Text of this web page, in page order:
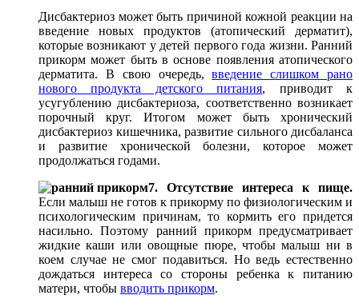
Дисбактериоз может быть причиной кожной реакции на
введение новых продуктов (атопический дерматит),
которые возникают у детей первого года жизни. Ранний
прикорм может быть в основе появления атопического
дерматита. В свою очередь,введение слишком рано
нового продукта детского питания, приводит к
усугублению дисбактериоза, соответственно возникает
порочный круг. Итогом может быть хронический
дисбактериоз кишечника, развитие сильного дисбаланса
и развитие хронической болезни, которое может
продолжаться годами.
7. Отсутствие интереса к пище.
Если малыш не готов к прикорму по физиологическим и
психологическим причинам, то кормить его придется
насильно. Поэтому ранний прикорм предусматривает
жидкие каши или овощные пюре, чтобы малыш ни в
коем случае не смог подавиться. Но ведь естественно
дождаться интереса со стороны ребенка к питанию
матери, чтобы вводить прикорм.